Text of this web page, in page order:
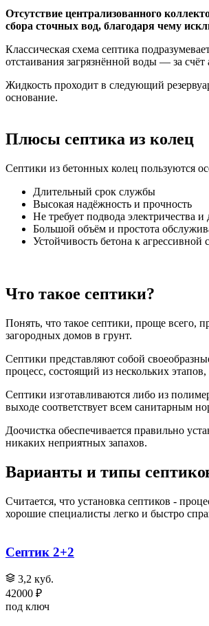
Отсутствие централизованного
сбора сточных вод, благодаря чему
Классическая схема септика
отстаивания загрязнённой воды — за
Жидкость проходит в следующий
основание.
Плюсы септика из колец
Септики из бетонных колец пользуются
Длительный срок службы
Высокая надёжность и прочность
Не требует подвода электричества
Большой объём и простота
Устойчивость бетона к агрессивной
Что такое септики?
Понять, что такое септики, проще всего,
загородных домов в грунт.
Септики представляют собой
процесс, состоящий из нескольких
Септики изготавливаются либо из
выходе соответствует всем санитарным
Доочистка обеспечивается правильно
никаких неприятных запахов.
Варианты и типы
Считается, что установка септиков -
хорошие специалисты легко и быстро
Септик 2+2
3,2 куб.
42000 ₽
под ключ